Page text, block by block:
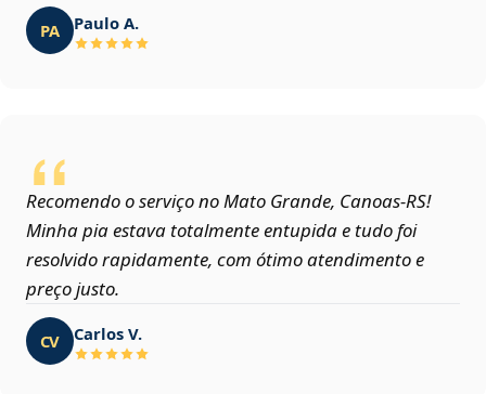
PA Paulo A.
Recomendo o serviço no Mato Grande, Canoas‑RS!
Minha pia estava totalmente entupida e tudo foi
resolvido rapidamente, com ótimo atendimento e
preço justo.
CV Carlos V.